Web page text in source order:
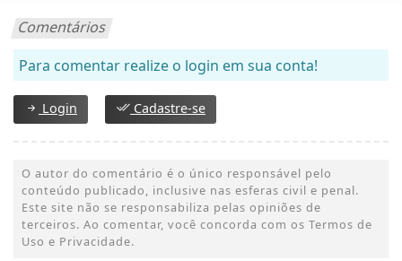
Comentários
Para comentar realize o login em sua conta!
Login Cadastre-se
O autor do comentário é o único responsável pelo
conteúdo publicado, inclusive nas esferas civil e penal.
Este site não se responsabiliza pelas opiniões de
terceiros. Ao comentar, você concorda com os Termos de
Uso e Privacidade.